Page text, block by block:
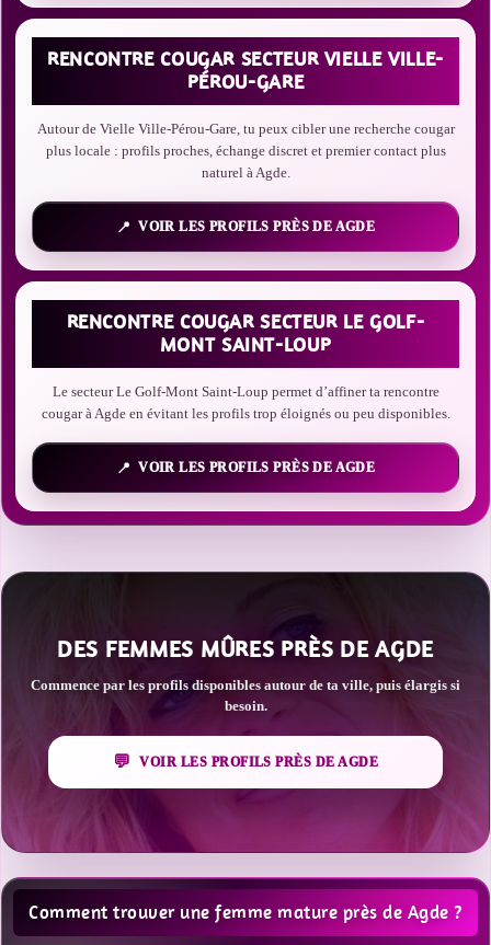
RENCONTRE COUGAR SECTEUR VIELLE VILLE-
PÉROU-GARE
Autour de Vielle Ville-Pérou-Gare, tu peux cibler une recherche cougar
plus locale : profils proches, échange discret et premier contact plus
naturel à Agde.
VOIR LES PROFILS PRÈS DE AGDE
RENCONTRE COUGAR SECTEUR LE GOLF-
MONT SAINT-LOUP
Le secteur Le Golf-Mont Saint-Loup permet d’affiner ta rencontre
cougar à Agde en évitant les profils trop éloignés ou peu disponibles.
VOIR LES PROFILS PRÈS DE AGDE
DES FEMMES MÛRES PRÈS DE AGDE
Commence par les profils disponibles autour de ta ville, puis élargis si
besoin.
VOIR LES PROFILS PRÈS DE AGDE
Comment trouver une femme mature près de Agde ?